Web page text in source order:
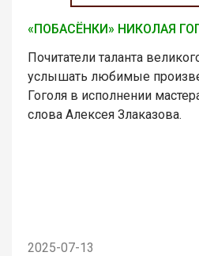
«ПОБАСЁНКИ» НИКОЛАЯ
Почитатели таланта
услышать любимые
Гоголя в исполнении
слова Алексея Злаказова.
2025-07-13